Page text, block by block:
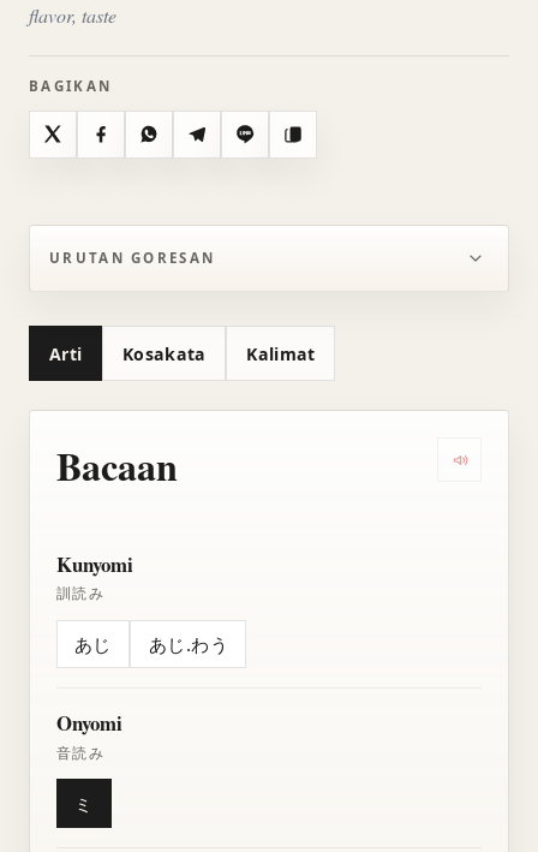
flavor, taste
BAGIKAN
X FacebookWhatsAppTelegramLine Salin
URUTAN GORESAN
Arti Kosakata Kalimat
Bacaan
Kunyomi
訓読み
あじ あじ.わう
Onyomi
音読み
ミ